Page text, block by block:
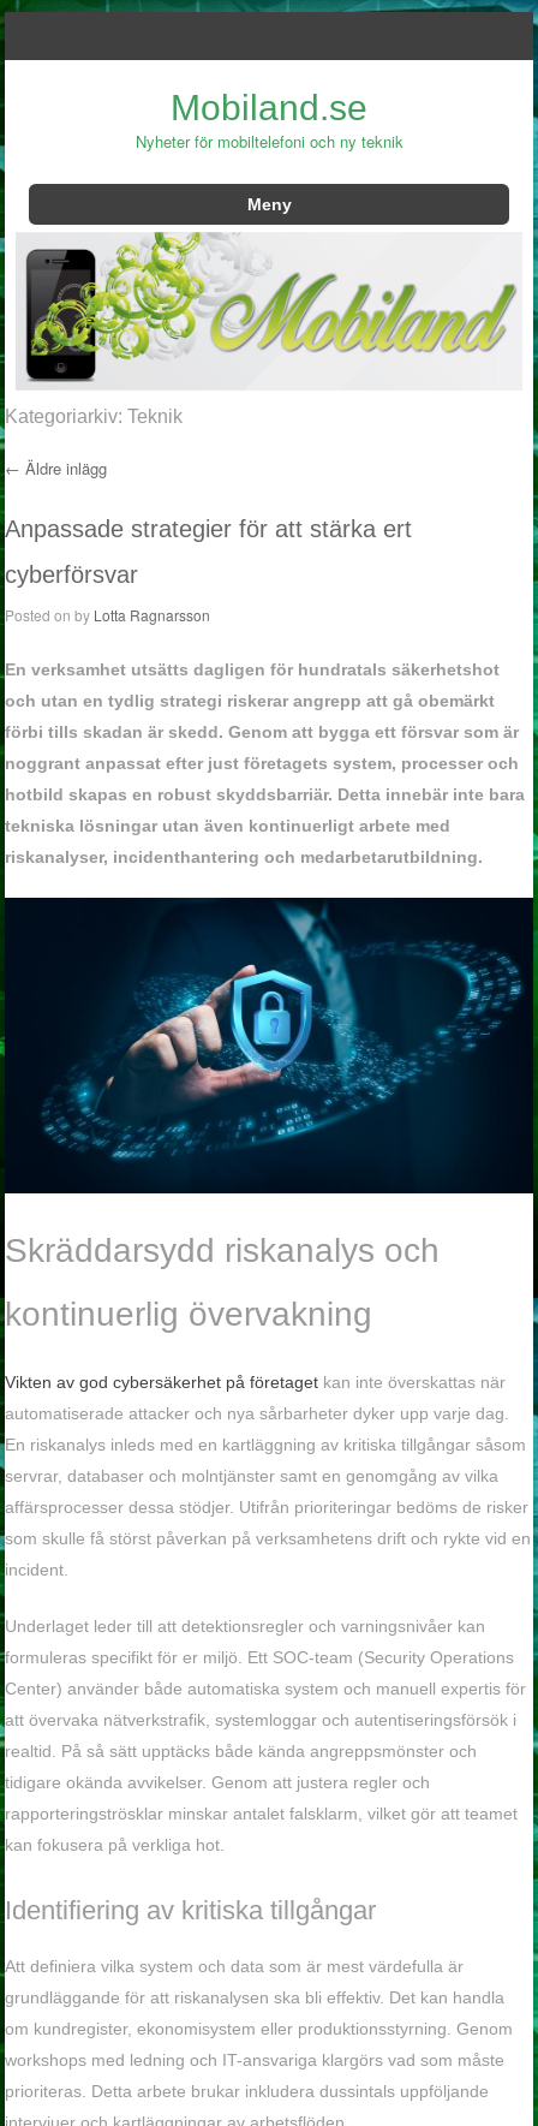
Mobiland.se
Nyheter för mobiltelefoni och ny teknik
Meny
Hoppa till innehåll
Kategoriarkiv:Teknik
Inläggsnavigering
← Äldre inlägg
Anpassade strategier för att stärka ert
cyberförsvar
Posted onby Lotta Ragnarsson
En verksamhet utsätts dagligen för hundratals säkerhetshot
och utan en tydlig strategi riskerar angrepp att gå obemärkt
förbi tills skadan är skedd. Genom att bygga ett försvar som är
noggrant anpassat efter just företagets system, processer och
hotbild skapas en robust skyddsbarriär. Detta innebär inte bara
tekniska lösningar utan även kontinuerligt arbete med
riskanalyser, incidenthantering och medarbetarutbildning.
Skräddarsydd riskanalys och
kontinuerlig övervakning
Vikten av god cybersäkerhet på företaget kan inte överskattas när
automatiserade attacker och nya sårbarheter dyker upp varje dag.
En riskanalys inleds med en kartläggning av kritiska tillgångar såsom
servrar, databaser och molntjänster samt en genomgång av vilka
affärsprocesser dessa stödjer. Utifrån prioriteringar bedöms de risker
som skulle få störst påverkan på verksamhetens drift och rykte vid en
incident.
Underlaget leder till att detektionsregler och varningsnivåer kan
formuleras specifikt för er miljö. Ett SOC-team (Security Operations
Center) använder både automatiska system och manuell expertis för
att övervaka nätverkstrafik, systemloggar och autentiseringsförsök i
realtid. På så sätt upptäcks både kända angreppsmönster och
tidigare okända avvikelser. Genom att justera regler och
rapporteringströsklar minskar antalet falsklarm, vilket gör att teamet
kan fokusera på verkliga hot.
Identifiering av kritiska tillgångar
Att definiera vilka system och data som är mest värdefulla är
grundläggande för att riskanalysen ska bli effektiv. Det kan handla
om kundregister, ekonomisystem eller produktionsstyrning. Genom
workshops med ledning och IT-ansvariga klargörs vad som måste
prioriteras. Detta arbete brukar inkludera dussintals uppföljande